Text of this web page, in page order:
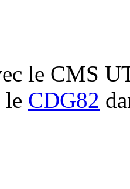
le CMS
le CDG82